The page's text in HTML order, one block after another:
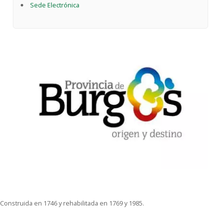
Sede Electrónica
Construida en 1746 y rehabilitada en 1769 y 1985.